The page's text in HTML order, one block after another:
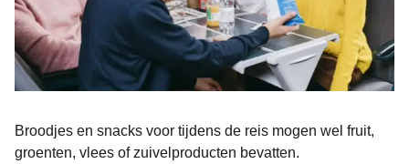
Broodjes en snacks voor tijdens de reis mogen wel fruit,
groenten, vlees of zuivelproducten bevatten.